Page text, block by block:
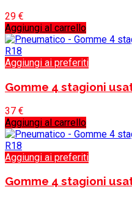
29 €
Aggiungi al carrello
Aggiungi ai preferiti
Gomme 4 stagioni
37 €
Aggiungi al carrello
Aggiungi ai preferiti
Gomme 4 stagioni